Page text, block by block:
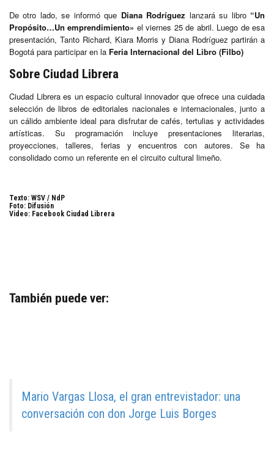
De otro lado, se informó que Diana Rodríguez lanzará su libro “Un
Propósito…Un emprendimiento» el viernes 25 de abril. Luego de esa
presentación, Tanto Richard, Kiara Morris y Diana Rodríguez partirán a
Bogotá para participar en la Feria Internacional del Libro (Filbo)
Sobre Ciudad Librera
Ciudad Librera es un espacio cultural innovador que ofrece una cuidada
selección de libros de editoriales nacionales e internacionales, junto a
un cálido ambiente ideal para disfrutar de cafés, tertulias y actividades
artísticas. Su programación incluye presentaciones literarias,
proyecciones, talleres, ferias y encuentros con autores. Se ha
consolidado como un referente en el circuito cultural limeño.
Texto: WSV / NdP
Foto: Difusión
Video: Facebook Ciudad Librera
También puede ver:
Mario Vargas Llosa, el gran entrevistador: una
conversación con don Jorge Luis Borges